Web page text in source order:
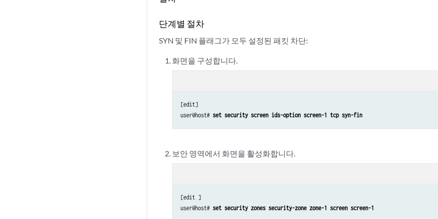
단계별 절차
SYN 및 FIN 플래그가 모두 설정된 패킷 차단:
화면을 구성합니다.
[edit]
user@host# set security screen ids-option screen-1 tcp syn-fin
보안 영역에서 화면을 활성화합니다.
[edit ]
user@host# set security zones security-zone zone-1 screen screen-1